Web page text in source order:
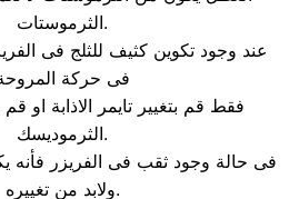
الثرموستات.
عند وجود تكوين كثيف للثلج فى
فى حركة
فقط قم بتغيير تايمر الاذابة او
الثرموديسك.
فى حالة وجود ثقب فى الفريزر فأنه
ولابد من تغييره.